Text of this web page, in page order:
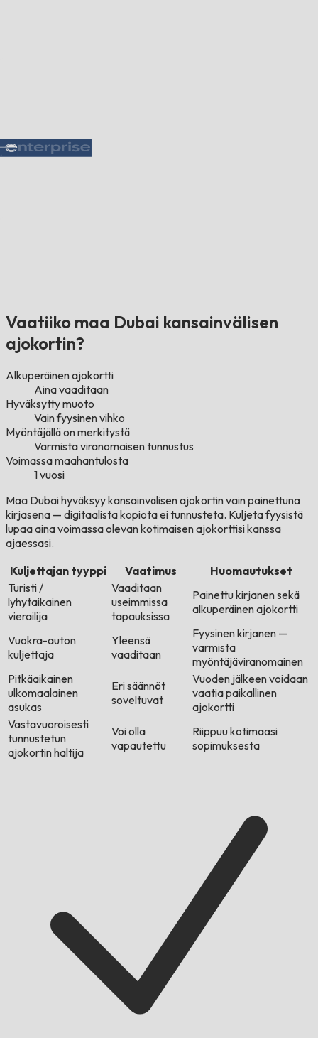
Vaatiiko maa Dubai kansainvälisen
ajokortin?
Alkuperäinen ajokortti
Aina vaaditaan
Hyväksytty muoto
Vain fyysinen vihko
Myöntäjällä on merkitystä
Varmista viranomaisen tunnustus
Voimassa maahantulosta
1 vuosi
Maa Dubai hyväksyy kansainvälisen ajokortin vain painettuna
kirjasena — digitaalista kopiota ei tunnusteta. Kuljeta fyysistä
lupaa aina voimassa olevan kotimaisen ajokorttisi kanssa
ajaessasi.
Kuljettajan tyyppi
Vaatimus
Huomautukset
Turisti /
lyhytaikainen
vierailija
Vaaditaan
useimmissa
tapauksissa
Painettu kirjanen sekä
alkuperäinen ajokortti
Vuokra-auton
kuljettaja
Yleensä
vaaditaan
Fyysinen kirjanen —
varmista
myöntäjäviranomainen
Pitkäaikainen
ulkomaalainen
asukas
Eri säännöt
soveltuvat
Vuoden jälkeen voidaan
vaatia paikallinen
ajokortti
Vastavuoroisesti
tunnustetun
ajokortin haltija
Voi olla
vapautettu
Riippuu kotimaasi
sopimuksesta